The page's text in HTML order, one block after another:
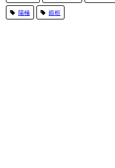
陽極 鍛框